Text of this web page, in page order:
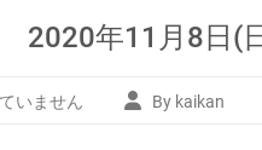
2020年11月8日
いません By kaikan